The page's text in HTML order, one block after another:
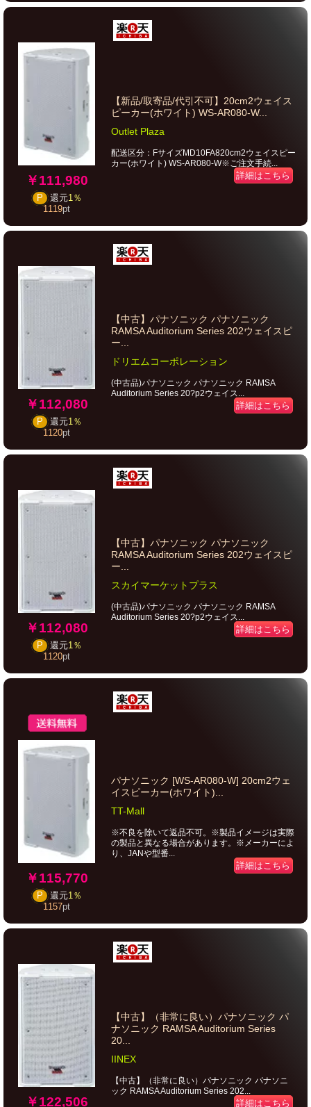
￥111,980
P 還元1％
1119pt
【新品/取寄品/代引不可】20cm2ウェイス
ピーカー(ホワイト) WS-AR080-W...
Outlet Plaza
配送区分：FサイズMD10FA820cm2ウェイスピー
カー(ホワイト) WS-AR080-W※ご注文手続...
詳細はこちら
￥112,080
P 還元1％
1120pt
【中古】パナソニック パナソニック
RAMSA Auditorium Series 202ウェイスピ
ー...
ドリエムコーポレーション
(中古品)パナソニック パナソニック RAMSA
Auditorium Series 20?p2ウェイス...
詳細はこちら
￥112,080
P 還元1％
1120pt
【中古】パナソニック パナソニック
RAMSA Auditorium Series 202ウェイスピ
ー...
スカイマーケットプラス
(中古品)パナソニック パナソニック RAMSA
Auditorium Series 20?p2ウェイス...
詳細はこちら
￥115,770
P 還元1％
1157pt
パナソニック [WS-AR080-W] 20cm2ウェ
イスピーカー(ホワイト)...
TT-Mall
※不良を除いて返品不可。※製品イメージは実際
の製品と異なる場合があります。※メーカーによ
り、JANや型番...
詳細はこちら
￥122,506
【中古】（非常に良い）パナソニック パ
ナソニック RAMSA Auditorium Series
20...
IINEX
【中古】（非常に良い）パナソニック パナソニ
ック RAMSA Auditorium Series 202...
詳細はこちら